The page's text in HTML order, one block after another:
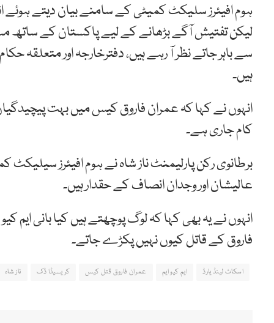
ہوم افیئرز سلیکٹ کمیٹی کے سامنے بیان دیتے ہوئے
لیکن تفتیش آگے بڑھانے کے لیے پاکستان کے
سے باہر جاتے نظر آ رہے ہیں، دفترخارجہ اور
ہیں۔
انہوں نے کہا کہ عمران فاروق کیس میں بہت
کام جاری ہے۔
برطانوی رکن پارلیمنٹ ناز شاہ نے ہوم افیئرز
عالیشان اور وجدان انصاف کے حقدار ہیں۔
انہوں نے یہ بھی کہا کہ لوگ پوچھتے ہیں کیا بانی ایم
فاروق کے قاتل کیوں نہیں پکڑے جاتے۔
اسکاٹ لینڈ یارڈ ایم کیو ایم عمران فاروق قتل کیس کریسیڈا ڈک ناز شاہ